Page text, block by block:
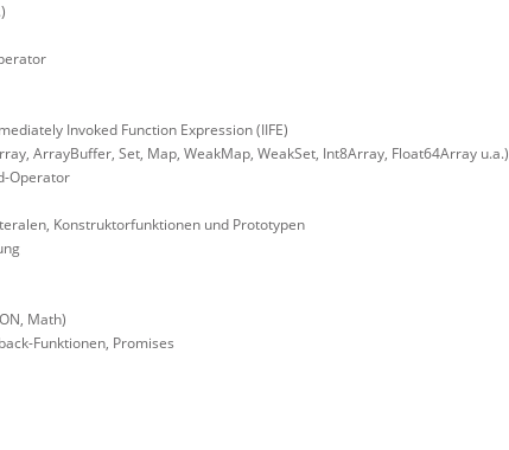
Invoked Function Expression (IIFE)
ArrayBuffer, Set, Map, WeakMap, WeakSet, Int8Array, Float64Array u.a.)
Operator
Konstruktorfunktionen und Prototypen
Math)
Funktionen, Promises